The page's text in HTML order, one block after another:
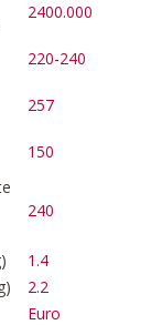
2400.000
220-240
257
150
240
1.4
2.2
Euro